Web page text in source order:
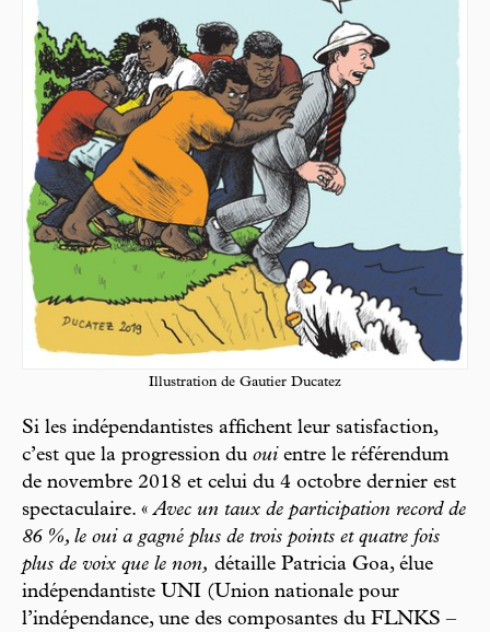
Illustration de Gautier Ducatez
Si les indépendantistes affichent leur satisfac tion,
c’est que la progression du oui entre le référendum
de novembre 2018 et celui du 4 octobre dernier est
spectaculaire. «Avec un taux de participation record de
86 %, le oui a gagné plus de trois points et quatre fois
plus de voix que le non, détaille Patricia Goa, élue
indépendantiste UNI (Union nationale pour
l’indépendance, une des composantes du FLNKS –